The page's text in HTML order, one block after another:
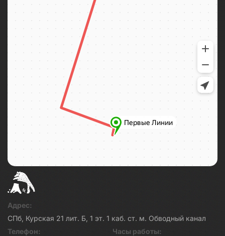
Адрес:
СПб, Курская 21 лит. Б, 1 эт. 1 каб. ст. м. Обводный канал
Телефон:
Часы работы: